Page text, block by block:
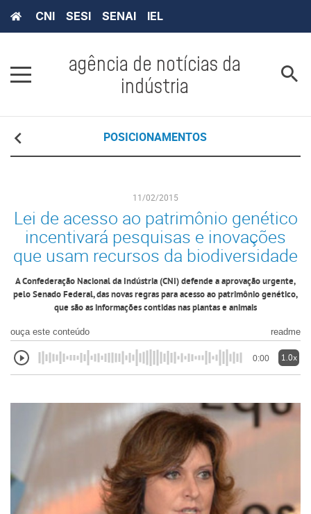
CNI SESI SENAI IEL
agência de notícias da
indústria
POSICIONAMENTOS
11/02/2015
Lei de acesso ao patrimônio genético
incentivará pesquisas e inovações
que usam recursos da biodiversidade
A Confederação Nacional da Indústria (CNI) defende a aprovação urgente,
pelo Senado Federal, das novas regras para acesso ao patrimônio genético,
que são as informações contidas nas plantas e animais
ouça este conteúdo readme
0:00 1.0x